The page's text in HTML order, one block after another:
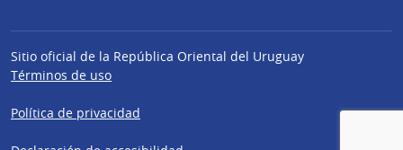
Sitio oficial de la República Oriental del Uruguay
Términos de uso
Política de privacidad